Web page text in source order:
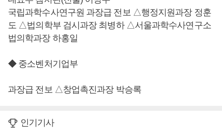
국립과학수사연구원 과장급 전보 △행정지원과장 정훈
도 △법의학부 검시과장 최병하 △서울과학수사연구소
법의학과장 하홍일
◆ 중소벤처기업부
과장급 전보 △창업촉진과장 박승록
인기기사